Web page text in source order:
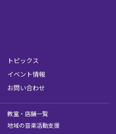
トピックス
イベント情報
お問い合わせ
教室・店舗一覧
地域の音楽活動支援